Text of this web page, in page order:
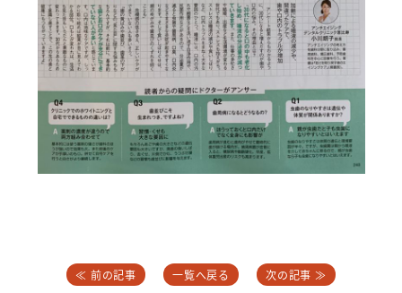
≪ 前の記事 一覧へ戻る 次の記事 ≫